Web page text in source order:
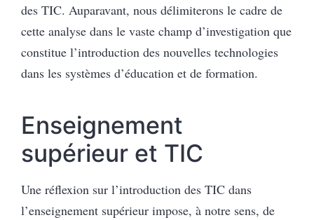
des TIC. Auparavant, nous délimiterons le cadre de
cette analyse dans le vaste champ d’investigation que
constitue l’introduction des nouvelles technologies
dans les systèmes d’éducation et de formation.
Enseignement
supérieur et TIC
Une réflexion sur l’introduction des TIC dans
l’enseignement supérieur impose, à notre sens, de